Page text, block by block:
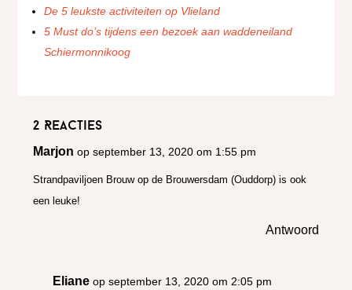
De 5 leukste activiteiten op Vlieland
5 Must do’s tijdens een bezoek aan waddeneiland
Schiermonnikoog
2 Reacties
Marjon op september 13, 2020 om 1:55 pm
Strandpaviljoen Brouw op de Brouwersdam (Ouddorp) is ook
een leuke!
Antwoord
Eliane op september 13, 2020 om 2:05 pm